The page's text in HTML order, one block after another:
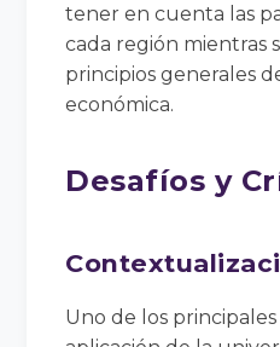
tener en cuenta las
cada región mientras
principios generales
económica.
Desafíos y
Uno de los